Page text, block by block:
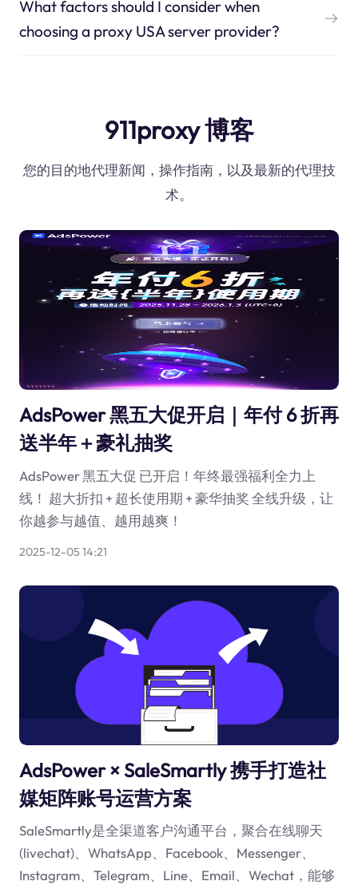
What factors should I consider when
choosing a proxy USA server provider?
911proxy 博客
您的目的地代理新闻，操作指南，以及最新的代理技
术。
AdsPower 黑五大促开启｜年付 6 折再
送半年＋豪礼抽奖
AdsPower 黑五大促 已开启！年终最强福利全力上
线！ 超大折扣 + 超长使用期 + 豪华抽奖 全线升级，让
你越参与越值、越用越爽！
2025-12-05 14:21
AdsPower × SaleSmartly 携手打造社
媒矩阵账号运营方案
SaleSmartly是全渠道客户沟通平台，聚合在线聊天
(livechat)、WhatsApp、Facebook、Messenger、
Instagram、Telegram、Line、Email、Wechat，能够